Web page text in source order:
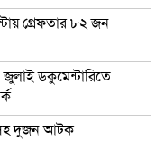
গ্রেফতার ৮২ জন
জুলাই ডকুমেন্টারিতে
দুজন আটক